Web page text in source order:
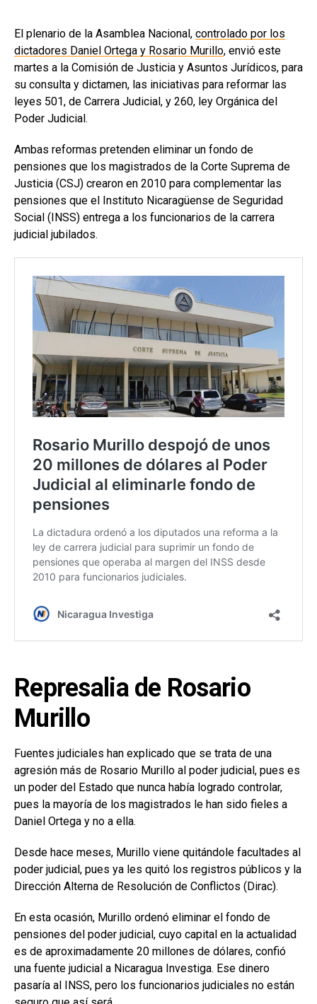
El plenario de la Asamblea Nacional, controlado por los
dictadores Daniel Ortega y Rosario Murillo, envió este
martes a la Comisión de Justicia y Asuntos Jurídicos, para
su consulta y dictamen, las iniciativas para reformar las
leyes 501, de Carrera Judicial, y 260, ley Orgánica del
Poder Judicial.
Ambas reformas pretenden eliminar un fondo de
pensiones que los magistrados de la Corte Suprema de
Justicia (CSJ) crearon en 2010 para complementar las
pensiones que el Instituto Nicaragüense de Seguridad
Social (INSS) entrega a los funcionarios de la carrera
judicial jubilados.
Represalia de Rosario
Murillo
Fuentes judiciales han explicado que se trata de una
agresión más de Rosario Murillo al poder judicial, pues es
un poder del Estado que nunca había logrado controlar,
pues la mayoría de los magistrados le han sido fieles a
Daniel Ortega y no a ella.
Desde hace meses, Murillo viene quitándole facultades al
poder judicial, pues ya les quitó los registros públicos y la
Dirección Alterna de Resolución de Conflictos (Dirac).
En esta ocasión, Murillo ordenó eliminar el fondo de
pensiones del poder judicial, cuyo capital en la actualidad
es de aproximadamente 20 millones de dólares, confió
una fuente judicial a Nicaragua Investiga. Ese dinero
pasaría al INSS, pero los funcionarios judiciales no están